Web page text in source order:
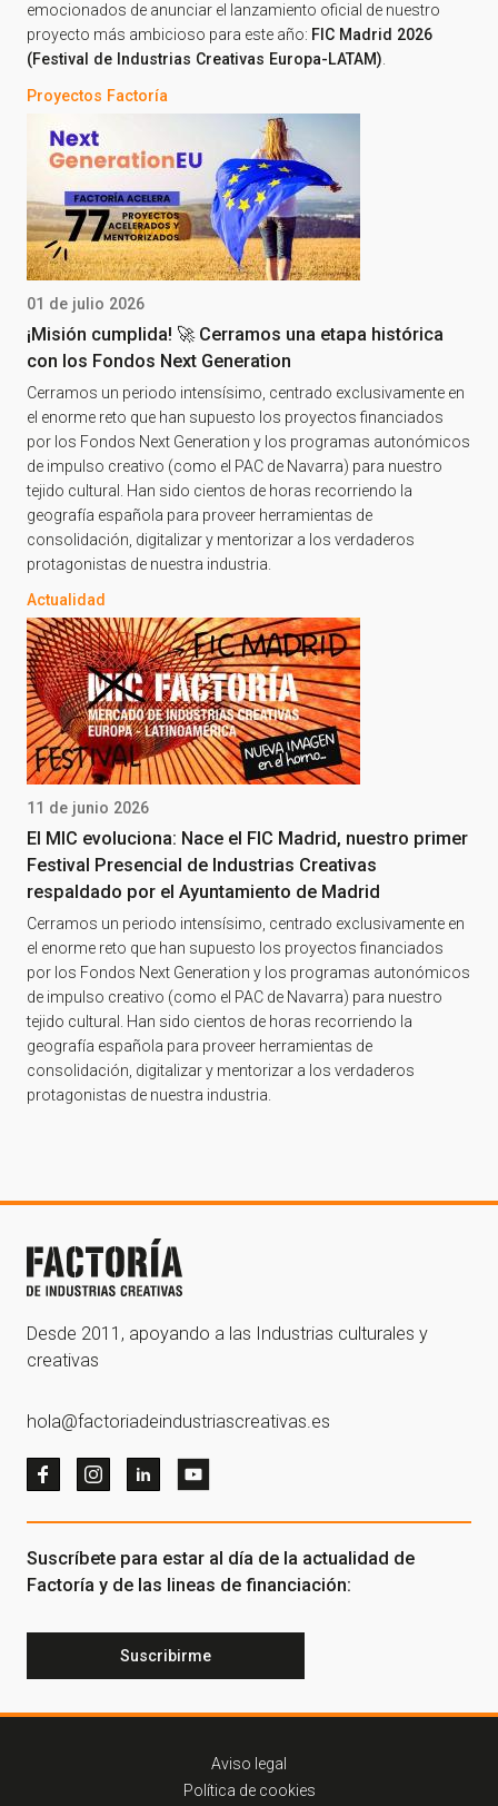
emocionados de anunciar el lanzamiento oficial de nuestro
proyecto más ambicioso para este año: FIC Madrid 2026
(Festival de Industrias Creativas Europa-LATAM).
Proyectos Factoría
01 de julio 2026
¡Misión cumplida! 🚀 Cerramos una etapa histórica
con los Fondos Next Generation
Cerramos un periodo intensísimo, centrado exclusivamente en
el enorme reto que han supuesto los proyectos financiados
por los Fondos Next Generation y los programas autonómicos
de impulso creativo (como el PAC de Navarra) para nuestro
tejido cultural. Han sido cientos de horas recorriendo la
geografía española para proveer herramientas de
consolidación, digitalizar y mentorizar a los verdaderos
protagonistas de nuestra industria.
Actualidad
11 de junio 2026
El MIC evoluciona: Nace el FIC Madrid, nuestro primer
Festival Presencial de Industrias Creativas
respaldado por el Ayuntamiento de Madrid
Cerramos un periodo intensísimo, centrado exclusivamente en
el enorme reto que han supuesto los proyectos financiados
por los Fondos Next Generation y los programas autonómicos
de impulso creativo (como el PAC de Navarra) para nuestro
tejido cultural. Han sido cientos de horas recorriendo la
geografía española para proveer herramientas de
consolidación, digitalizar y mentorizar a los verdaderos
protagonistas de nuestra industria.
Desde 2011, apoyando a las Industrias culturales y
creativas
hola@factoriadeindustriascreativas.es
Suscríbete para estar al día de la actualidad de
Factoría y de las lineas de financiación:
Suscribirme
Aviso legal
Política de cookies